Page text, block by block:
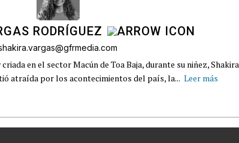
RODRÍGUEZ
en el sector Macún de Toa Baja, durante su niñez, Shakira
atraída por los acontecimientos del país, la... Leer más